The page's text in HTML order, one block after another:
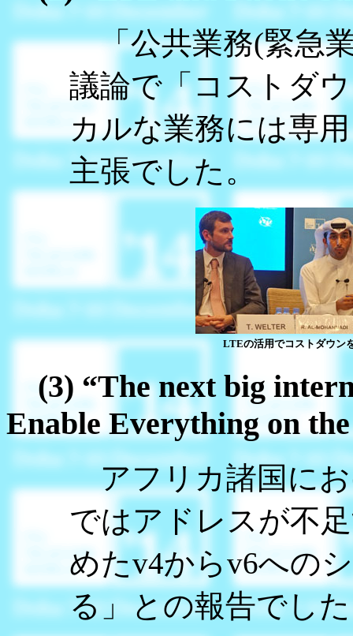
「公共業務(緊急業
議論で「コストダ
カルな業務には専
主張でした。
LTEの活用でコストダウン
(3) “The next big
Enable Everything on
アフリカ諸国にお
ではアドレスが不
めたv4からv6への
る」との報告でし